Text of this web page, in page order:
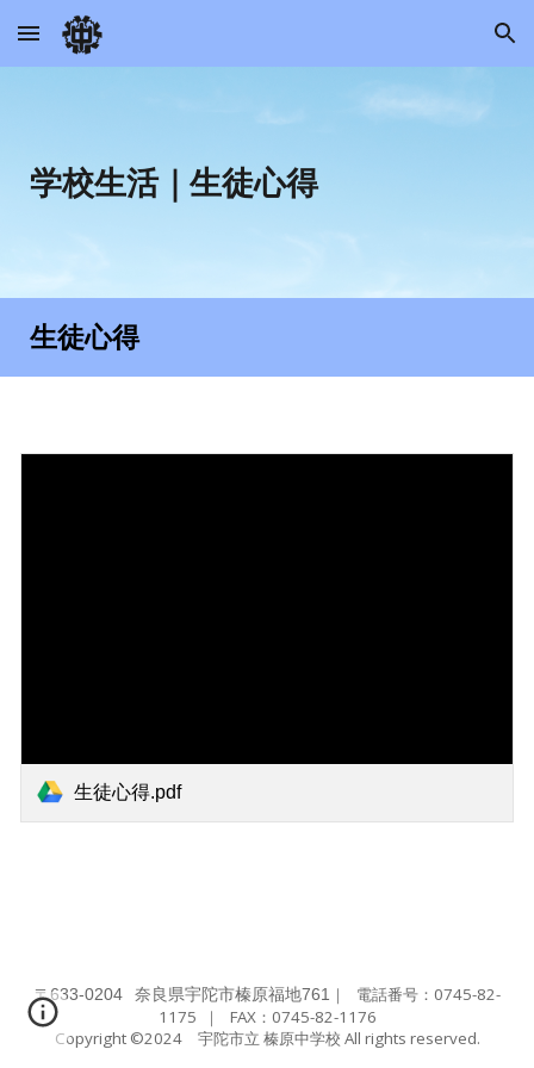
Skip to main content Skip to navigation
学校生活｜生徒心得
生徒心得
生徒心得.pdf
〒633-0204 奈良県宇陀市榛原福地761 ｜ 電話番号：0745-82-
1175 ｜ FAX： 0745-82-1176
Copyright ©2024 宇陀市立 榛原中学校 All rights reserved.